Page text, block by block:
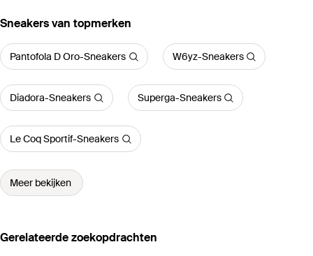
‪Sneakers‬ van topmerken
Pantofola D Oro-Sneakers W6yz-Sneakers
Diadora-Sneakers Superga-Sneakers
Le Coq Sportif-Sneakers
Meer bekijken
Gerelateerde zoekopdrachten